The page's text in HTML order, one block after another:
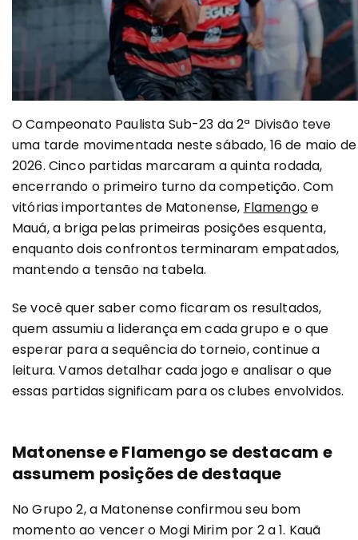
O Campeonato Paulista Sub-23 da 2ª Divisão teve
uma tarde movimentada neste sábado, 16 de maio de
2026. Cinco partidas marcaram a quinta rodada,
encerrando o primeiro turno da competição. Com
vitórias importantes de Matonense, Flamengoe
Mauá, a briga pelas primeiras posições esquenta,
enquanto dois confrontos terminaram empatados,
mantendo a tensão na tabela.
Se você quer saber como ficaram os resultados,
quem assumiu a liderança em cada grupo e o que
esperar para a sequência do torneio, continue a
leitura. Vamos detalhar cada jogo e analisar o que
essas partidas significam para os clubes envolvidos.
Matonense e Flamengo se destacam e
assumem posições de destaque
No Grupo 2, a Matonense confirmou seu bom
momento ao vencer o Mogi Mirim por 2 a 1. Kauã